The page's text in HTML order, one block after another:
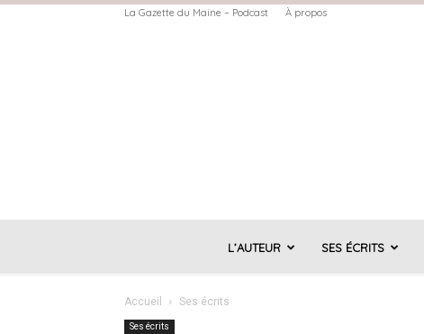
La Gazette du Maine – Podcast À propos
L’AUTEUR SES ÉCRITS
Accueil Ses écrits
Ses écrits